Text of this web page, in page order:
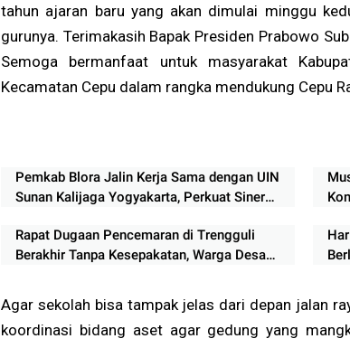
tahun ajaran baru yang akan dimulai minggu
gurunya. Terimakasih Bapak Presiden Prabowo
Semoga bermanfaat untuk masyarakat
Kecamatan Cepu dalam rangka mendukung Cepu
‎Pemkab Blora Jalin Kerja Sama dengan UIN
Sunan Kalijaga Yogyakarta, Perkuat Sinergi
Rapat Dugaan Pencemaran di Trengguli
Berakhir Tanpa Kesepakatan, Warga Desak
Agar sekolah bisa tampak jelas dari depan jalan
koordinasi bidang aset agar gedung yang